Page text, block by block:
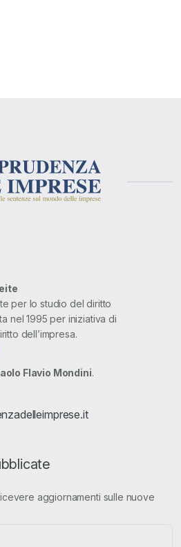
per lo studio del diritto
nel 1995 per iniziativa di
dell’impresa.
Flavio Mondini.
aggiornamenti sulle nuove